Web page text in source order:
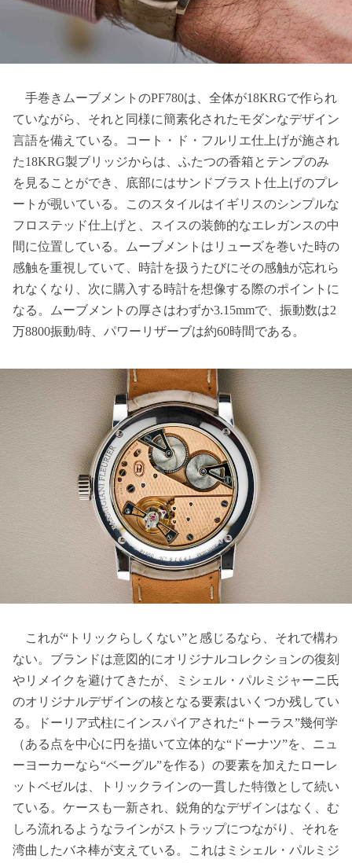
手巻きムーブメントのPF780は、全体が18KRGで作られ
ていながら、それと同様に簡素化されたモダンなデザイン
言語を備えている。コート・ド・フルリエ仕上げが施され
た18KRG製ブリッジからは、ふたつの香箱とテンプのみ
を見ることができ、底部にはサンドブラスト仕上げのプレ
ートが覗いている。このスタイルはイギリスのシンプルな
フロステッド仕上げと、スイスの装飾的なエレガンスの中
間に位置している。ムーブメントはリューズを巻いた時の
感触を重視していて、時計を扱うたびにその感触が忘れら
れなくなり、次に購入する時計を想像する際のポイントに
なる。ムーブメントの厚さはわずか3.15mmで、振動数は2
万8800振動/時、パワーリザーブは約60時間である。
これが“トリックらしくない”と感じるなら、それで構わ
ない。ブランドは意図的にオリジナルコレクションの復刻
やリメイクを避けてきたが、ミシェル・パルミジャーニ氏
のオリジナルデザインの核となる要素はいくつか残してい
る。ドーリア式柱にインスパイアされた“トーラス”幾何学
（ある点を中心に円を描いて立体的な“ドーナツ”を、ニュ
ーヨーカーなら“ベーグル”を作る）の要素を加えたローレ
ットベゼルは、トリックラインの一貫した特徴として続い
ている。ケースも一新され、鋭角的なデザインはなく、む
しろ流れるようなラインがストラップにつながり、それを
湾曲したバネ棒が支えている。これはミシェル・パルミジ